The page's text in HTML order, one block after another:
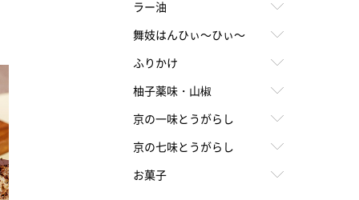
ラー油
舞妓はんひぃ～ひぃ～
ふりかけ
柚子薬味・山椒
京の一味とうがらし
京の七味とうがらし
お菓子